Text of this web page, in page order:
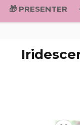
🎁 PRESENTER